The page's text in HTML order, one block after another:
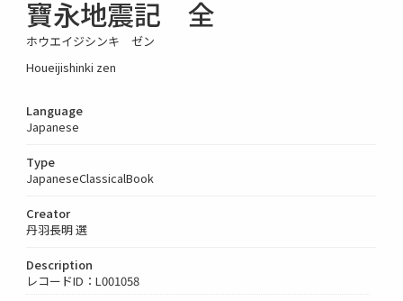
寶永地震記 全
ホウエイジシンキ ゼン
Houeijishinki zen
Language
Japanese
Type
JapaneseClassicalBook
Creator
丹羽長明 選
Description
レコードID：L001058